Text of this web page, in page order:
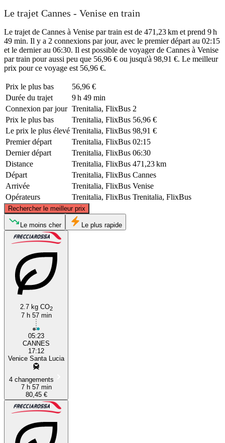
Le trajet Cannes - Venise en train
Le trajet de Cannes à Venise par train est de 471,23 km et prend 9 h
49 min. Il y a 2 connexions par jour, avec le premier départ au 02:15
et le dernier au 06:30. Il est possible de voyager de Cannes à Venise
par train pour aussi peu que 56,96 € ou jusqu'à 98,91 €. Le meilleur
prix pour ce voyage est 56,96 €.
Prix ​​le plus bas
56,96 €
Durée du trajet
9 h 49 min
Connexion par jour Trenitalia, FlixBus 2
Prix ​​le plus bas
Trenitalia, FlixBus 56,96 €
Le prix le plus élevé Trenitalia, FlixBus 98,91 €
Premier départ
Trenitalia, FlixBus 02:15
Dernier départ
Trenitalia, FlixBus 06:30
Distance
Trenitalia, FlixBus 471,23 km
Départ
Trenitalia, FlixBus Cannes
Arrivée
Trenitalia, FlixBus Venise
Opérateurs
Trenitalia, FlixBus Trenitalia, FlixBus
Rechercher le meilleur prix
Cannes
©CARTO, ©OpenStreetMapcontributors
Le moins cher Le plus rapide
2.7 kg CO2
7 h 57 min
05:23
CANNES
17:12
Venice Santa Lucia
4 changements
7 h 57 min
80,45 €